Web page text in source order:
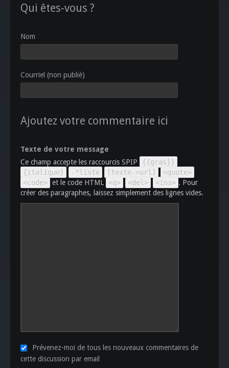
Qui êtes-vous ?
Nom
Courriel (non publié)
Ajoutez votre commentaire ici
Texte de votre message
Ce champ accepte les raccourcis SPIP
{{gras}}
{italique}
-*liste [texte->url]
<quote>
<code> et le code HTML <q> <del> <ins> . Pour
créer des paragraphes, laissez simplement des lignes vides.
Prévenez-moi de tous les nouveaux commentaires de
cette discussion par email